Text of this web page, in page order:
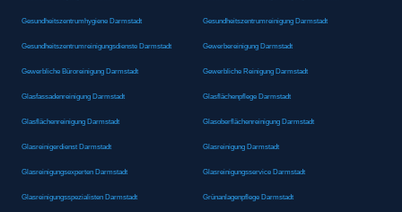
Gesundheitszentrumhygiene Darmstadt Gesundheitszentrumreinigung Darmstadt
Gesundheitszentrumreinigungsdienste Darmstadt Gewerbereinigung Darmstadt
Gewerbliche Büroreinigung Darmstadt Gewerbliche Reinigung Darmstadt
Glasfassadenreinigung Darmstadt Glasflächenpflege Darmstadt
Glasflächenreinigung Darmstadt Glasoberflächenreinigung Darmstadt
Glasreinigerdienst Darmstadt Glasreinigung Darmstadt
Glasreinigungsexperten Darmstadt Glasreinigungsservice Darmstadt
Glasreinigungsspezialisten Darmstadt Grünanlagenpflege Darmstadt